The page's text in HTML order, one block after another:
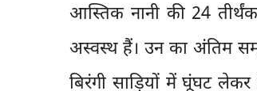
आस्तिक नानी की 24
अस्वस्थ हैं। उन का अंतिम
बिरंगी साड़ियों में घूंघट